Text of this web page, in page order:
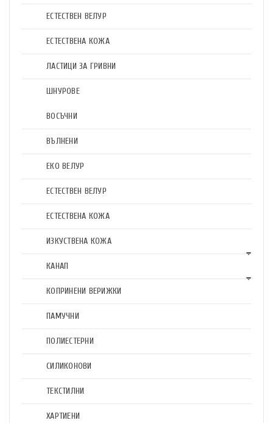
ЕСТЕСТВЕН ВЕЛУР
ЕСТЕСТВЕНА КОЖА
ЛАСТИЦИ ЗА ГРИВНИ
ШНУРОВЕ
ВОСЪЧНИ
ВЪЛНЕНИ
ЕКО ВЕЛУР
ЕСТЕСТВЕН ВЕЛУР
ЕСТЕСТВЕНА КОЖА
ИЗКУСТВЕНА КОЖА
КАНАП
КОПРИНЕНИ ВЕРИЖКИ
ПАМУЧНИ
ПОЛИЕСТЕРНИ
СИЛИКОНОВИ
ТЕКСТИЛНИ
ХАРТИЕНИ